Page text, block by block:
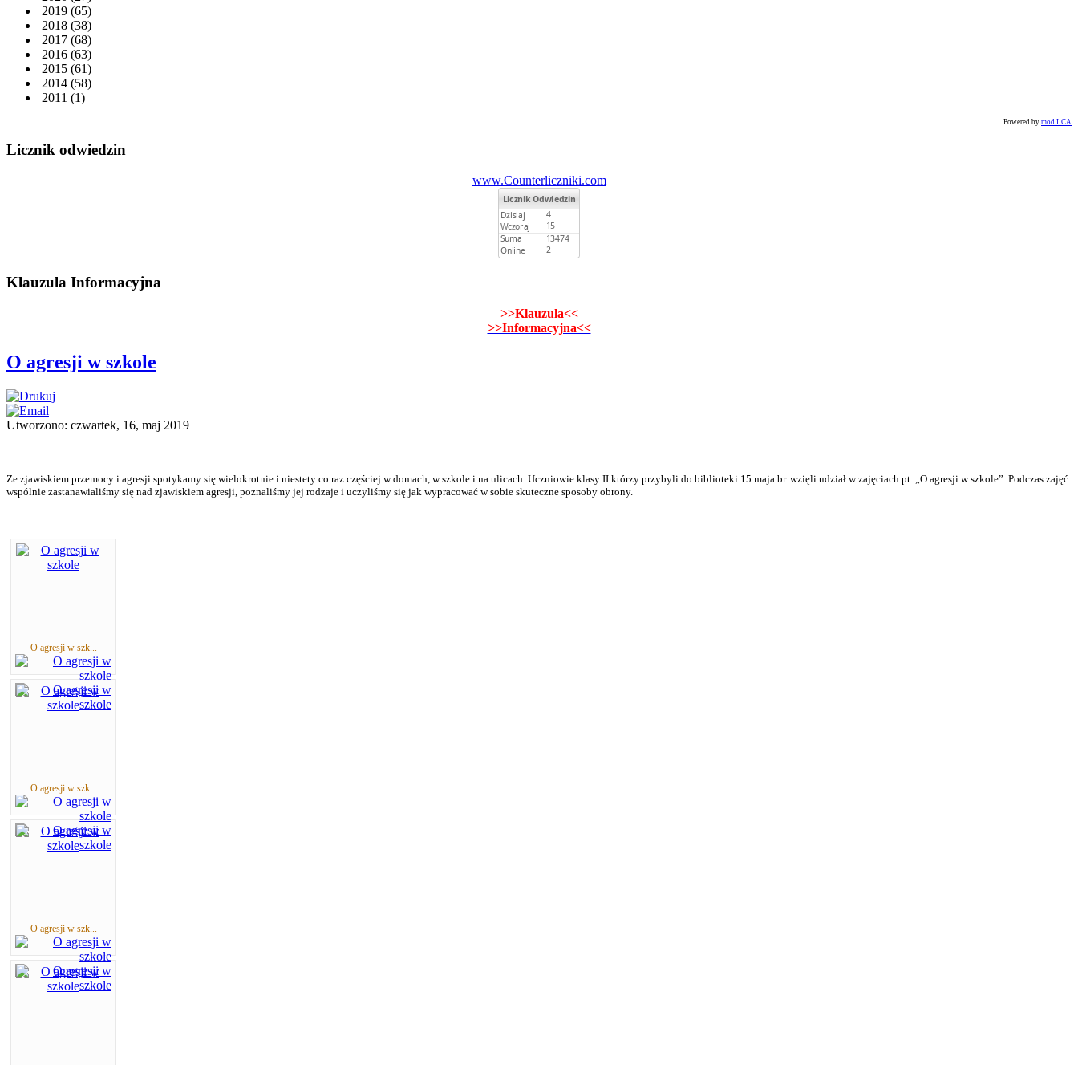
2019 (65)
2018 (38)
2017 (68)
2016 (63)
2015 (61)
2014 (58)
2011 (1)
Powered by mod LCA
Licznik odwiedzin
www.Counterliczniki.com
Klauzula Informacyjna
>>Klauzula<<
>>Informacyjna<<
O agresji w szkole
Utworzono: czwartek, 16, maj 2019
Ze zjawiskiem przemocy i agresji spotykamy się wielokrotnie i niestety co raz częściej w domach, w szkole i na ulicach. Uczniowie klasy II którzy przybyli do biblioteki 15 maja br. wzięli udział w zajęciach pt. „O agresji w szkole”. Podczas zajęć
wspólnie zastanawialiśmy się nad zjawiskiem agresji, poznaliśmy jej rodzaje i uczyliśmy się jak wypracować w sobie skuteczne sposoby obrony.
O agresji w szk...
O agresji w szk...
O agresji w szk...